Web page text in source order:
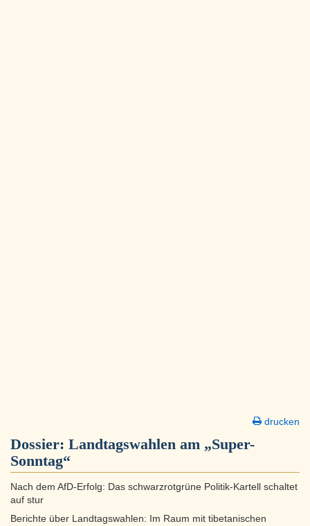
drucken
Dossier: Landtagswahlen am „Super-
Sonntag“
Nach dem AfD-Erfolg: Das schwarzrotgrüne Politik-Kartell schaltet
auf stur
Berichte über Landtagswahlen: Im Raum mit tibetanischen